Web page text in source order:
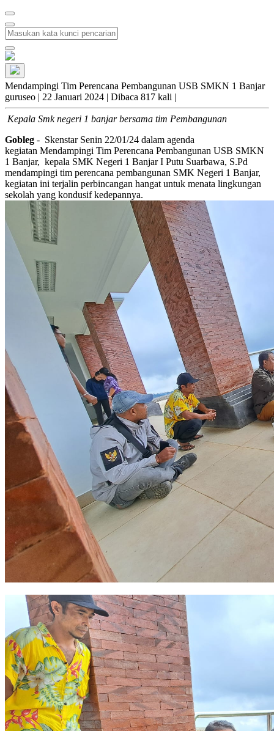
Mendampingi Tim Perencana Pembangunan USB SMKN 1 Banjar
guruseo | 22 Januari 2024 | Dibaca 817 kali |
Kepala Smk negeri 1 banjar bersama tim Pembangunan
Gobleg - Skenstar Senin 22/01/24 dalam agenda
kegiatan Mendampingi Tim Perencana Pembangunan USB SMKN
1 Banjar, kepala SMK Negeri 1 Banjar I Putu Suarbawa, S.Pd
mendampingi tim perencana pembangunan SMK Negeri 1 Banjar,
kegiatan ini terjalin perbincangan hangat untuk menata lingkungan
sekolah yang kondusif kedepannya.